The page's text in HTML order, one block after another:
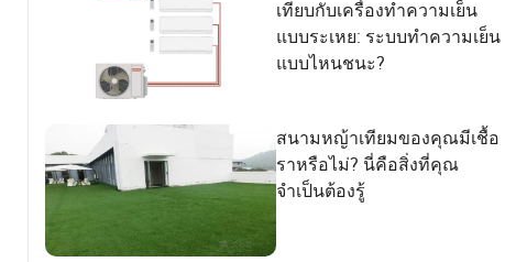
เทียบกับเครื่องทำความเย็น
แบบระเหย: ระบบทำความเย็น
แบบไหนชนะ?
สนามหญ้าเทียมของคุณมีเชื้อ
ราหรือไม่? นี่คือสิ่งที่คุณ
จำเป็นต้องรู้